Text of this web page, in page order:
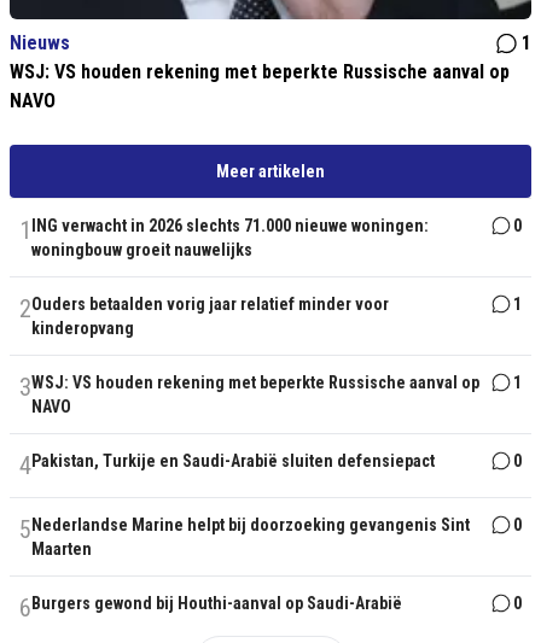
Nieuws
1
WSJ: VS houden rekening met beperkte Russische aanval op
NAVO
Meer artikelen
1
ING verwacht in 2026 slechts 71.000 nieuwe woningen:
woningbouw groeit nauwelijks
0
2Ouders betaalden vorig jaar relatief minder voor
kinderopvang
1
3WSJ: VS houden rekening met beperkte Russische aanval op
NAVO
1
4Pakistan, Turkije en Saudi-Arabië sluiten defensiepact 0
5 Nederlandse Marine helpt bij doorzoeking gevangenis Sint
Maarten
0
6 Burgers gewond bij Houthi-aanval op Saudi-Arabië 0